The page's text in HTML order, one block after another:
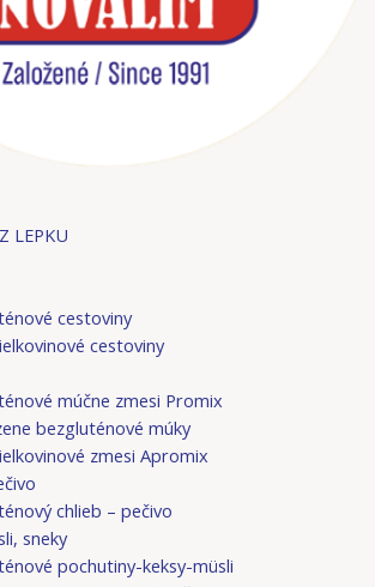
LEPKU
cestoviny
cestoviny
múčne zmesi Promix
bezgluténové múky
zmesi Apromix
chlieb – pečivo
sneky
pochutiny-keksy-müsli